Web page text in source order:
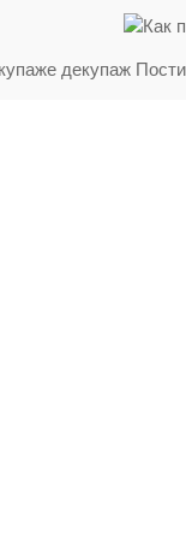
декупаж